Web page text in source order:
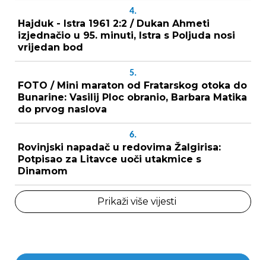
4.
Hajduk - Istra 1961 2:2 / Dukan Ahmeti
izjednačio u 95. minuti, Istra s Poljuda nosi
vrijedan bod
5.
FOTO / Mini maraton od Fratarskog otoka do
Bunarine: Vasilij Ploc obranio, Barbara Matika
do prvog naslova
6.
Rovinjski napadač u redovima Žalgirisa:
Potpisao za Litavce uoči utakmice s
Dinamom
Prikaži više vijesti